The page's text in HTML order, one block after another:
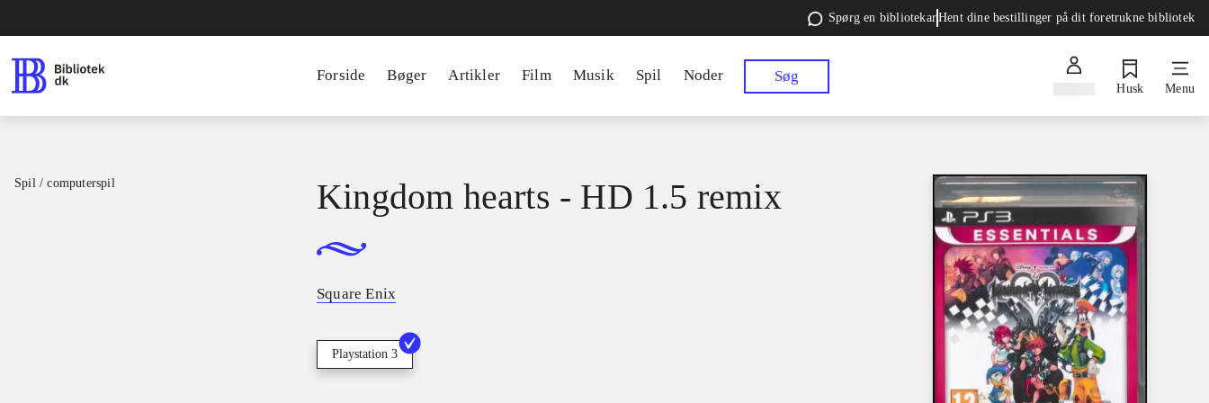
Spørg en bibliotekarHent dine bestillinger på dit foretrukne bibliotek
Forside Bøger Artikler Film Musik Spil Noder Søg
Husk Menu
Spil / computerspil Kingdom hearts - HD 1.5 remix
Square Enix
Playstation 3